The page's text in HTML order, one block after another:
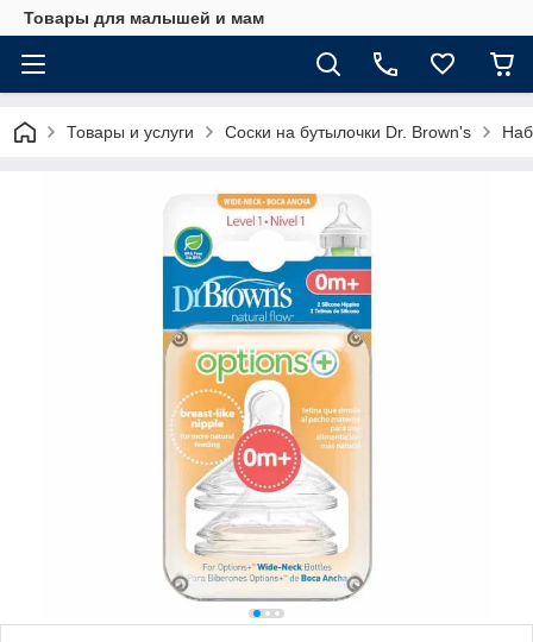
Товары для малышей и мам
Товары и услуги Соски на бутылочки Dr. Brown's